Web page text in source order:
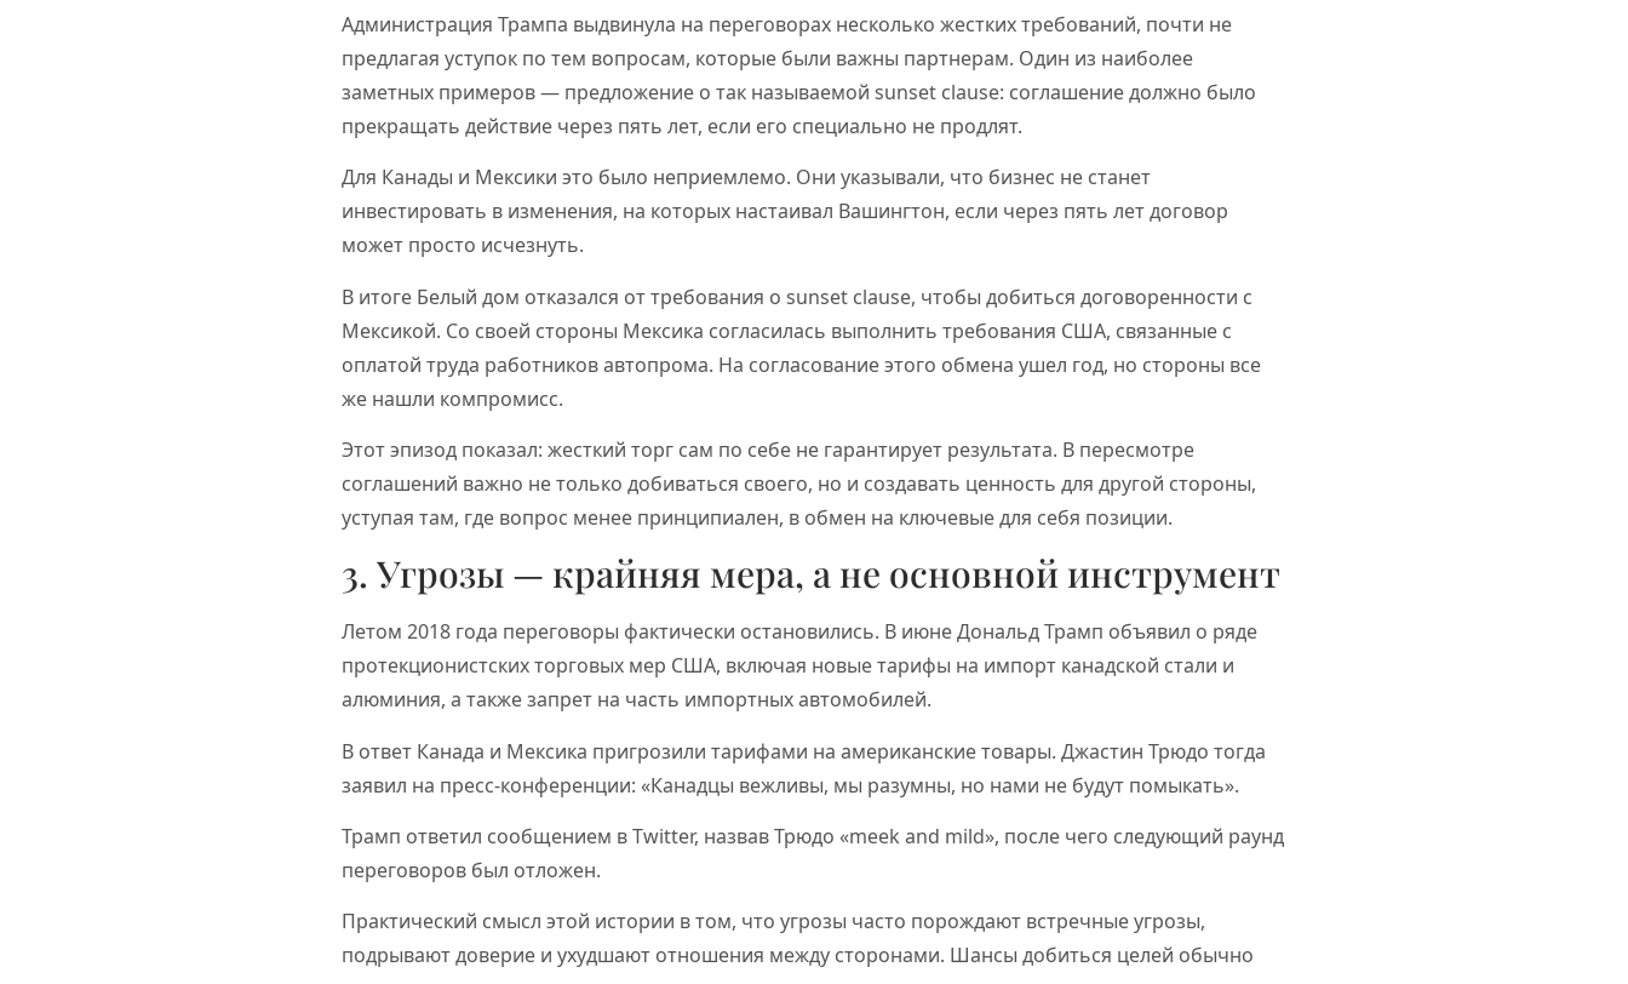
Администрация Трампа выдвинула на переговорах несколько жестких требований, почти не
предлагая уступок по тем вопросам, которые были важны партнерам. Один из наиболее
заметных примеров — предложение о так называемой sunset clause: соглашение должно было
прекращать действие через пять лет, если его специально не продлят.
Для Канады и Мексики это было неприемлемо. Они указывали, что бизнес не станет
инвестировать в изменения, на которых настаивал Вашингтон, если через пять лет договор
может просто исчезнуть.
В итоге Белый дом отказался от требования о sunset clause, чтобы добиться договоренности с
Мексикой. Со своей стороны Мексика согласилась выполнить требования США, связанные с
оплатой труда работников автопрома. На согласование этого обмена ушел год, но стороны все
же нашли компромисс.
Этот эпизод показал: жесткий торг сам по себе не гарантирует результата. В пересмотре
соглашений важно не только добиваться своего, но и создавать ценность для другой стороны,
уступая там, где вопрос менее принципиален, в обмен на ключевые для себя позиции.
3. Угрозы — крайняя мера, а не основной инструмент
Летом 2018 года переговоры фактически остановились. В июне Дональд Трамп объявил о ряде
протекционистских торговых мер США, включая новые тарифы на импорт канадской стали и
алюминия, а также запрет на часть импортных автомобилей.
В ответ Канада и Мексика пригрозили тарифами на американские товары. Джастин Трюдо тогда
заявил на пресс-конференции: «Канадцы вежливы, мы разумны, но нами не будут помыкать».
Трамп ответил сообщением в Twitter, назвав Трюдо «meek and mild», после чего следующий раунд
переговоров был отложен.
Практический смысл этой истории в том, что угрозы часто порождают встречные угрозы,
подрывают доверие и ухудшают отношения между сторонами. Шансы добиться целей обычно